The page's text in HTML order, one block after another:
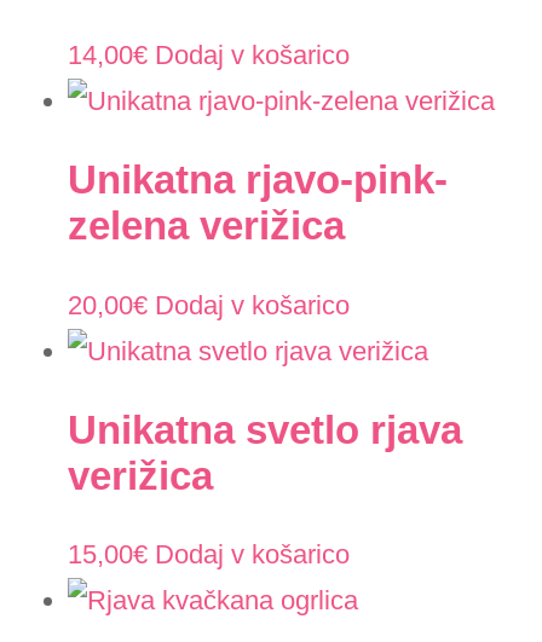
14,00€ Dodaj v košarico
Unikatna rjavo-pink-
zelena verižica
20,00€ Dodaj v košarico
Unikatna svetlo rjava
verižica
15,00€ Dodaj v košarico